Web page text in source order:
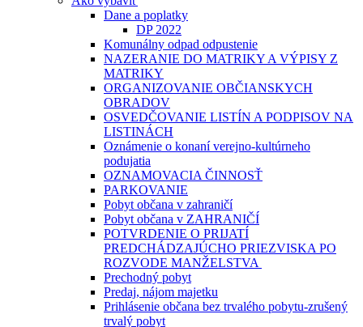
Dane a poplatky
DP 2022
Komunálny odpad odpustenie
NAZERANIE DO MATRIKY A VÝPISY Z
MATRIKY
ORGANIZOVANIE OBČIANSKYCH
OBRADOV
OSVEDČOVANIE LISTÍN A PODPISOV NA
LISTINÁCH
Oznámenie o konaní verejno-kultúrneho
podujatia
OZNAMOVACIA ČINNOSŤ
PARKOVANIE
Pobyt občana v zahraničí
Pobyt občana v ZAHRANIČÍ
POTVRDENIE O PRIJATÍ
PREDCHÁDZAJÚCHO PRIEZVISKA PO
ROZVODE MANŽELSTVA
Prechodný pobyt
Predaj, nájom majetku
Prihlásenie občana bez trvalého pobytu-zrušený
trvalý pobyt